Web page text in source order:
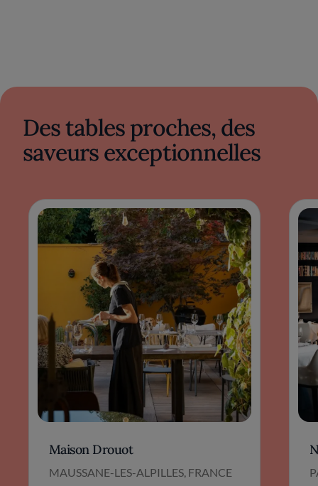
Des tables proches, des
saveurs exceptionnelles
Maison Drouot
MAUSSANE-LES-ALPILLES, FRANCE